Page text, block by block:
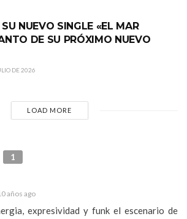
NUEVO SINGLE «EL MAR
DE SU PRÓXIMO NUEVO
DE 2026
LOAD MORE
1
años ago
expresividad y funk el escenario de